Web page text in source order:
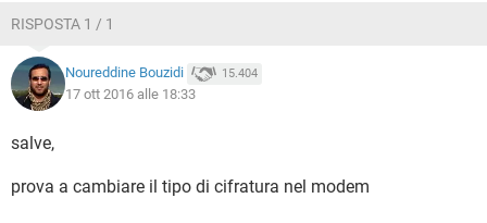
RISPOSTA 1 / 1
Noureddine Bouzidi 15.404
17 ott 2016 alle 18:33
salve,
prova a cambiare il tipo di cifratura nel modem